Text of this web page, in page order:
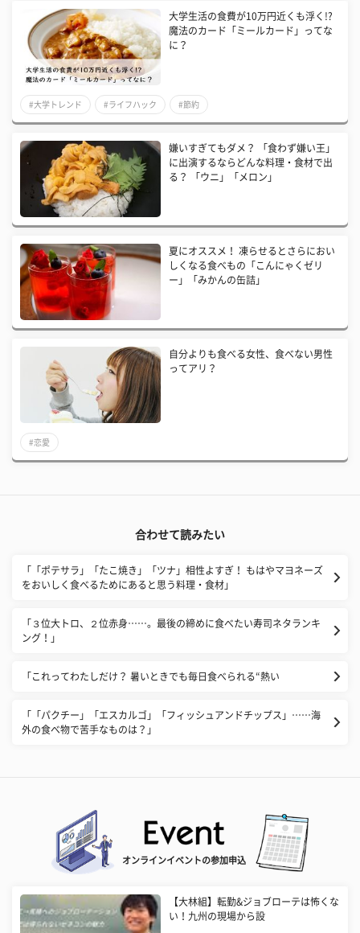
大学生活の食費が10万円近くも浮く!?
魔法のカード「ミールカード」ってな
に？
#大学トレンド #ライフハック #節約
嫌いすぎてもダメ？ 「食わず嫌い王」
に出演するならどんな料理・食材で出
る？ 「ウニ」「メロン」
夏にオススメ！ 凍らせるとさらにおい
しくなる食べもの「こんにゃくゼリ
ー」「みかんの缶詰」
自分よりも食べる女性、食べない男性
ってアリ？
#恋愛
合わせて読みたい
「「ポテサラ」「たこ焼き」「ツナ」相性よすぎ！ もはやマヨネーズ
をおいしく食べるためにあると思う料理・食材」
「３位大トロ、２位赤身……。最後の締めに食べたい寿司ネタランキ
ング！」
「これってわたしだけ？ 暑いときでも毎日食べられる“熱い
「「パクチー」「エスカルゴ」「フィッシュアンドチップス」……海
外の食べ物で苦手なものは？」
オンラインイベントの参加申込
【大林組】転勤&ジョブローテは怖くな
い！九州の現場から設